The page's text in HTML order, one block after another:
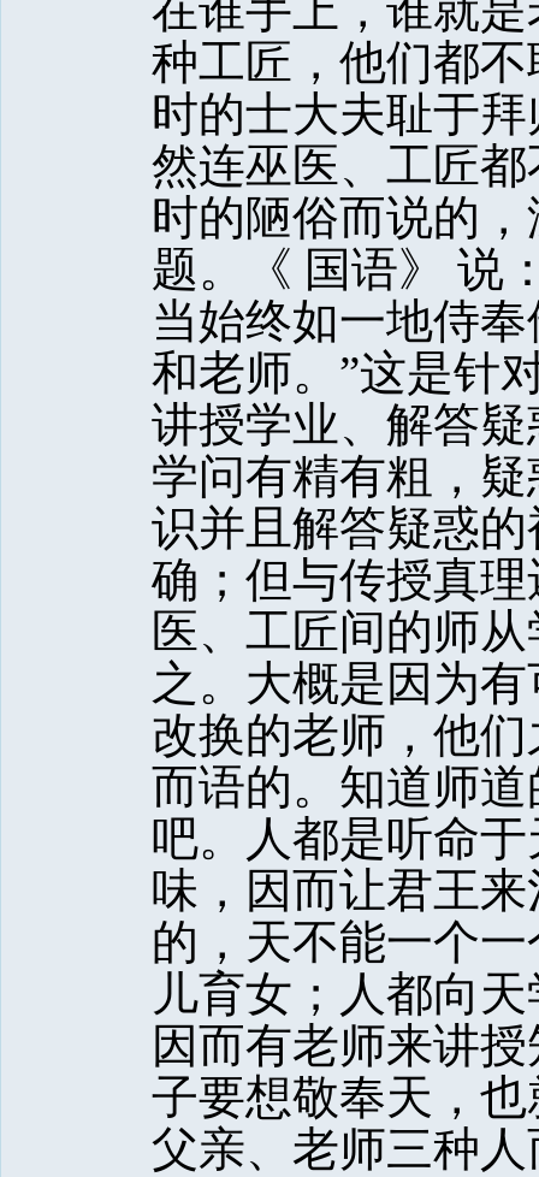
在谁手上，谁就
种工匠，他们都
时的士大夫耻于
然连巫医、工匠
时的陋俗而说的
题。《 国语》 说
当始终如一地侍
和老师。”这是针
讲授学业、解答
学问有精有粗，
识并且解答疑惑
确；但与传授真
医、工匠间的师
之。大概是因为
改换的老师，他
而语的。知道师
吧。人都是听命
味，因而让君王
的，天不能一个
儿育女；人都向
因而有老师来讲
子要想敬奉天，
父亲、老师三种